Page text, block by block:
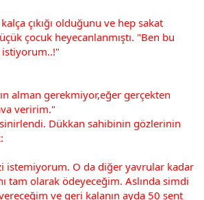
çıkığı olduğunu ve hep sakat
çocuk heyecanlanmıştı. "Ben bu
istiyorum..!"
alman gerekmiyor,eğer gerçekten
veririm."
Dükkan sahibinin gözlerinin
istemiyorum. O da diğer yavrular kadar
tam olarak ödeyeceğim. Aslında simdi
ve geri kalanın ayda 50 sent